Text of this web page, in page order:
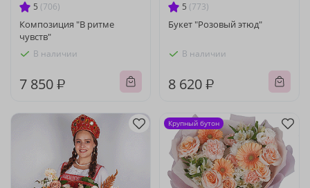
5 (706)
Композиция "В ритме
чувств"
В наличии
7 850 ₽
5 (773)
Букет "Розовый этюд"
В наличии
8 620 ₽
Крупный бутон